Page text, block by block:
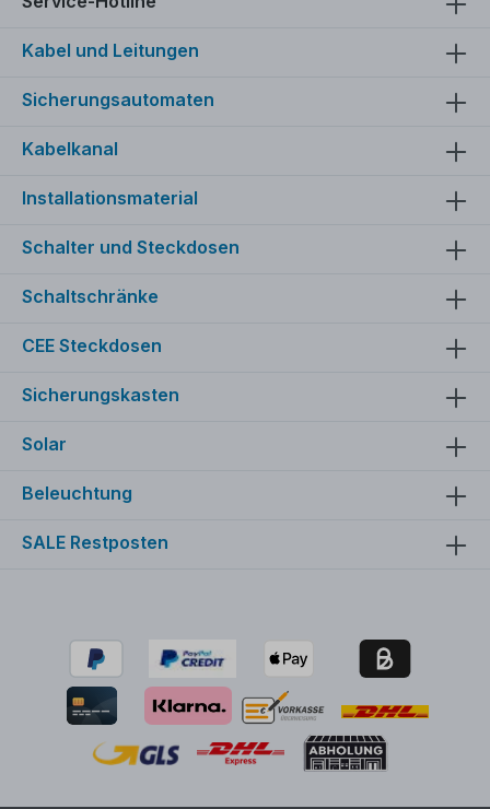
Kabel und Leitungen
Sicherungsautomaten
Kabelkanal
Installationsmaterial
Schalter und Steckdosen
Schaltschränke
CEE Steckdosen
Sicherungskasten
Solar
Beleuchtung
SALE Restposten